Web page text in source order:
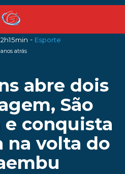
- Esporte
atrás
abre dois
São
e conquista
na volta do